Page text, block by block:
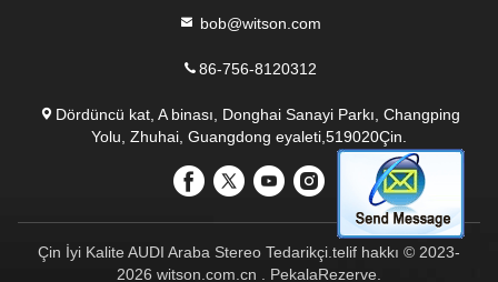
bob@witson.com
86-756-8120312
Dördüncü kat, A binası, Donghai Sanayi Parkı, Changping
Yolu, Zhuhai, Guangdong eyaleti,519020Çin.
Çin İyi Kalite AUDI Araba Stereo Tedarikçi.telif hakkı © 2023-
2026 witson.com.cn . PekalaRezerve.